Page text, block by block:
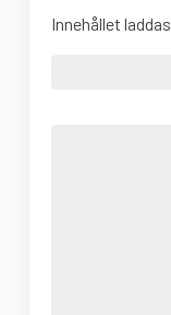
Innehållet laddas